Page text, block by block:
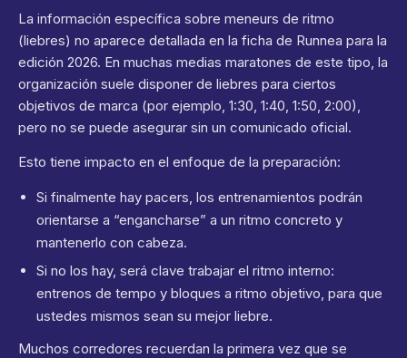
La información específica sobre meneurs de ritmo
(liebres) no aparece detallada en la ficha de Runnea para la
edición 2026. En muchas medias maratones de este tipo, la
organización suele disponer de liebres para ciertos
objetivos de marca (por ejemplo, 1:30, 1:40, 1:50, 2:00),
pero no se puede asegurar sin un comunicado oficial.
Esto tiene impacto en el enfoque de la preparación:
Si finalmente hay pacers, los entrenamientos podrán
orientarse a “engancharse” a un ritmo concreto y
mantenerlo con cabeza.
Si no los hay, será clave trabajar el ritmo interno:
entrenos de tempo y bloques a ritmo objetivo, para que
ustedes mismos sean su mejor liebre.
Muchos corredores recuerdan la primera vez que se